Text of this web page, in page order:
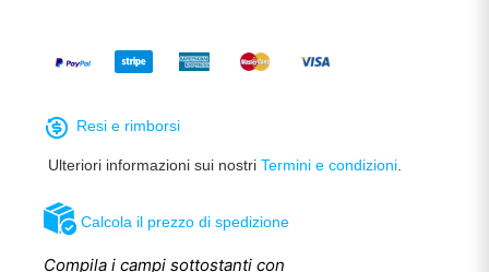
Calcola il prezzo di spedizione
Compila i campi sottostanti con
Resi e rimborsi
Ulteriori informazioni sui nostri Termini e condizioni